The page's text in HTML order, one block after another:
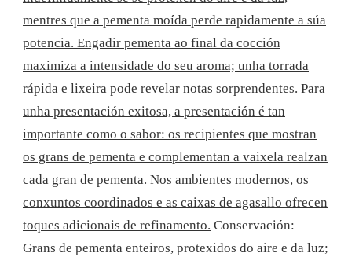
mentres que a pementa moída perde rapidamente a súa
potencia. Engadir pementa ao final da cocción
maximiza a intensidade do seu aroma; unha torrada
rápida e lixeira pode revelar notas sorprendentes. Para
unha presentación exitosa, a presentación é tan
importante como o sabor: os recipientes que mostran
os grans de pementa e complementan a vaixela realzan
cada gran de pementa. Nos ambientes modernos, os
conxuntos coordinados e as caixas de agasallo ofrecen
toques adicionais de refinamento. Conservación:
Grans de pementa enteiros, protexidos do aire e da luz;